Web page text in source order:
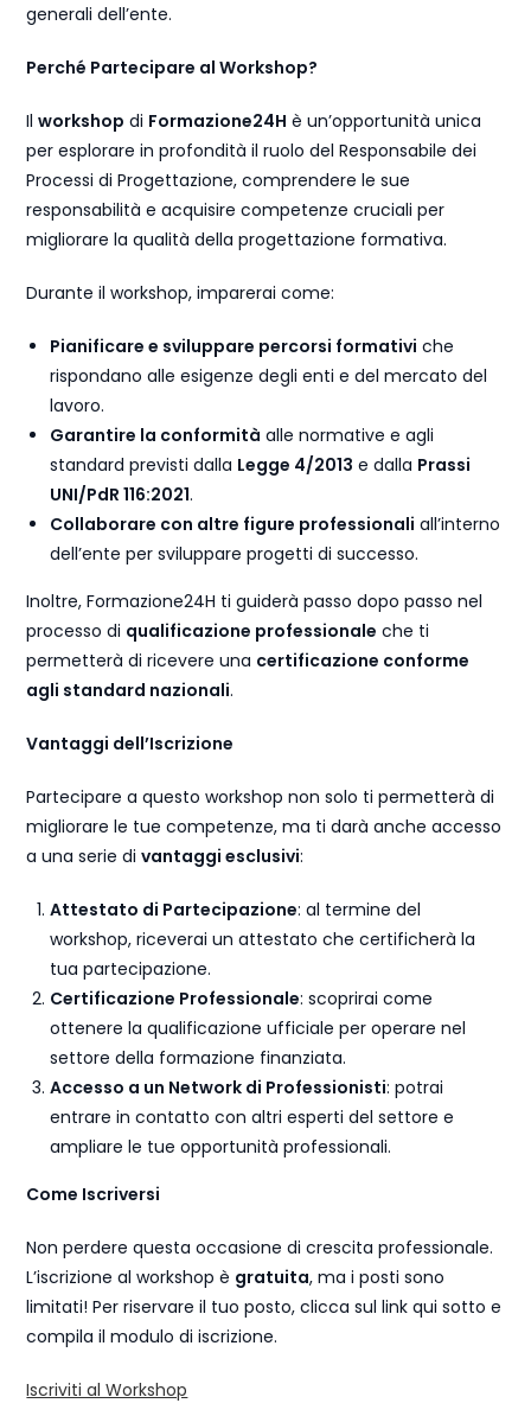
generali dell’ente.
Perché Partecipare al Workshop?
Ilworkshop di Formazione24H è un’opportunità unica
per esplorare in profondità il ruolo del Responsabile dei
Processi di Progettazione, comprendere le sue
responsabilità e acquisire competenze cruciali per
migliorare la qualità della progettazione formativa.
Durante il workshop, imparerai come:
Pianificare e sviluppare percorsi formativi che
rispondano alle esigenze degli enti e del mercato del
lavoro.
Garantire la conformità alle normative e agli
standard previsti dalla Legge 4/2013 e dalla Prassi
UNI/PdR 116:2021.
Collaborare con altre figure professionali all’interno
dell’ente per sviluppare progetti di successo.
Inoltre, Formazione24H ti guiderà passo dopo passo nel
processo di qualificazione professionale che ti
permetterà di ricevere una certificazione conforme
agli standard nazionali.
Vantaggi dell’Iscrizione
Partecipare a questo workshop non solo ti permetterà di
migliorare le tue competenze, ma ti darà anche accesso
a una serie divantaggi esclusivi:
Attestato di Partecipazione: al termine del
workshop, riceverai un attestato che certificherà la
tua partecipazione.
Certificazione Professionale: scoprirai come
ottenere la qualificazione ufficiale per operare nel
settore della formazione finanziata.
Accesso a un Network di Professionisti: potrai
entrare in contatto con altri esperti del settore e
ampliare le tue opportunità professionali.
Come Iscriversi
Non perdere questa occasione di crescita professionale.
L’iscrizione al workshop è gratuita, ma i posti sono
limitati! Per riservare il tuo posto, clicca sul link qui sotto e
compila il modulo di iscrizione.
Iscriviti al Workshop